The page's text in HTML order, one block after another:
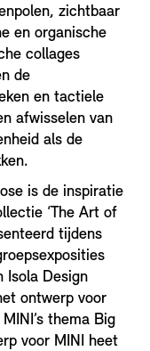
zichtbaar
en organische
collages
de
en tactiele
afwisselen van
als de
is de inspiratie
‘The Art of
tijdens
Isola Design
ontwerp voor
thema Big
voor MINI heet